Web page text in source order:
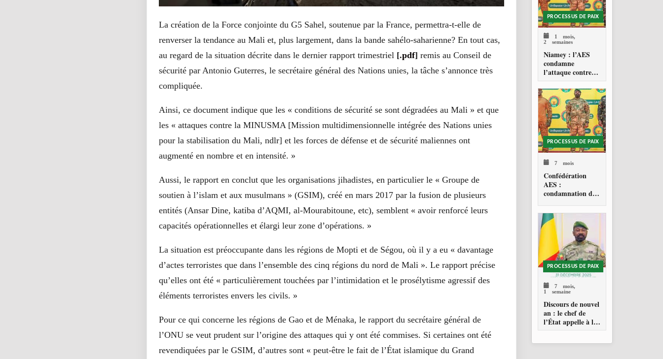
La création de la Force conjointe du G5 Sahel, soutenue par la France, permettra-t-elle de
renverser la tendance au Mali et, plus largement, dans la bande sahélo-saharienne? En tout cas,
au regard de la situation décrite dans le dernier rapport trimestriel [.pdf] remis au Conseil de
sécurité par Antonio Guterres, le secrétaire général des Nations unies, la tâche s’annonce très
compliquée.
Ainsi, ce document indique que les « conditions de sécurité se sont dégradées au Mali » et que
les « attaques contre la MINUSMA [Mission multidimensionnelle intégrée des Nations unies
pour la stabilisation du Mali, ndlr] et les forces de défense et de sécurité maliennes ont
augmenté en nombre et en intensité. »
Aussi, le rapport en conclut que les organisations jihadistes, en particulier le « Groupe de
soutien à l’islam et aux musulmans » (GSIM), créé en mars 2017 par la fusion de plusieurs
entités (Ansar Dine, katiba d’AQMI, al-Mourabitoune, etc), semblent « avoir renforcé leurs
capacités opérationnelles et élargi leur zone d’opérations. »
La situation est préoccupante dans les régions de Mopti et de Ségou, où il y a eu « davantage
d’actes terroristes que dans l’ensemble des cinq régions du nord de Mali ». Le rapport précise
qu’elles ont été « particulièrement touchées par l’intimidation et le prosélytisme agressif des
éléments terroristes envers les civils. »
Pour ce qui concerne les régions de Gao et de Ménaka, le rapport du secrétaire général de
l’ONU se veut prudent sur l’origine des attaques qui y ont été commises. Si certaines ont été
revendiquées par le GSIM, d’autres sont « peut-être le fait de l’État islamique du Grand
PROCESSUS DE PAIX
1 mois,
2 semaines
Niamey : l’AES
condamne
l’attaque contre
l’aéroport Diori
Hamani
PROCESSUS DE PAIX
7 mois
Confédération
AES :
condamnation de
américaine au
Venezuela
PROCESSUS DE PAIX
7 mois,
1 semaine
Discours de nouvel
an : le chef de
l’État appelle à la
consolidation en